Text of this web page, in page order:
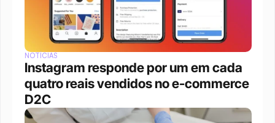
NOTÍCIAS
Instagram responde por um em cada
quatro reais vendidos no e-commerce
D2C